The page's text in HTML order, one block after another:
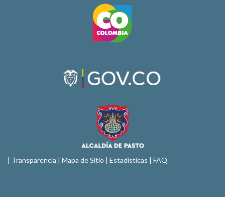
| Transparencia | Mapa de Sitio | Estadísticas | FAQ